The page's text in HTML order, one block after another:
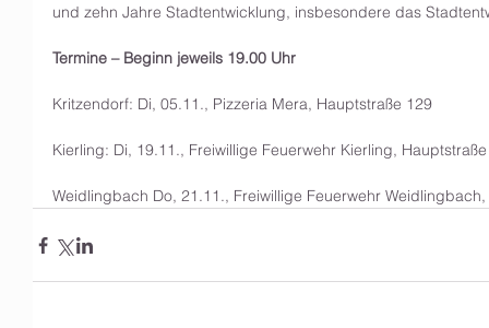
und zehn Jahre Stadtentwicklung, insbesondere das
Termine – Beginn jeweils 19.00 Uhr
Kritzendorf: Di, 05.11., Pizzeria Mera, Hauptstraße 129
Kierling: Di, 19.11., Freiwillige Feuerwehr Kierling,
Weidlingbach Do, 21.11., Freiwillige Feuerwehr